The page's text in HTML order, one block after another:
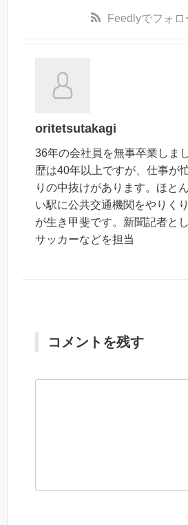
Feedlyでフォロ
oritetsutakagi
36年の会社員を無事卒業しま
歴は40年以上ですが、仕事が
りの中抜けがあります。ほと
い駅に公共交通機関をやりく
が生き甲斐です。新聞記者と
サッカーなどを担当
コメントを残す